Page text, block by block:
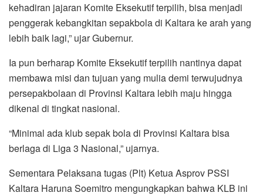
kehadiran jajaran Komite Eksekutif terpilih, bisa menjadi
penggerak kebangkitan sepakbola di Kaltara ke arah yang
lebih baik lagi,” ujar Gubernur.
Ia pun berharap Komite Eksekutif terpilih nantinya dapat
membawa misi dan tujuan yang mulia demi terwujudnya
persepakbolaan di Provinsi Kaltara lebih maju hingga
dikenal di tingkat nasional.
“Minimal ada klub sepak bola di Provinsi Kaltara bisa
berlaga di Liga 3 Nasional,” ujarnya.
Sementara Pelaksana tugas (Plt) Ketua Asprov PSSI
Kaltara Haruna Soemitro mengungkapkan bahwa KLB ini